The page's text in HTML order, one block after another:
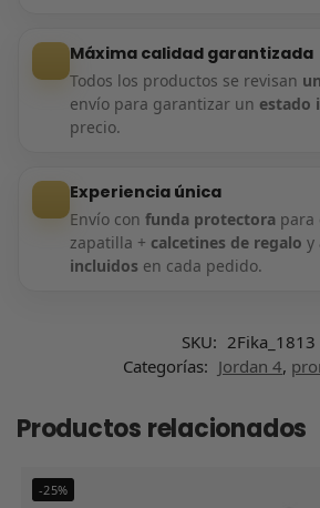
Máxima calidad garantizada
Todos los productos se revisan
envío para garantizar un estado
precio.
Experiencia única
Envío con funda protectorapara
zapatilla + calcetines de regalo y
incluidos en cada pedido.
SKU: 2Fika_1813
Categorías: Jordan 4,
Productos relacionados
-25%